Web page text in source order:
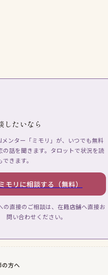
したいなら
メンター「ミモリ」が、いつでも無料
の話を聞きます。タロットで状況を読
きます。
ミモリに相談する（無料）
の直接のご相談は、在籍店舗へ直接お
問い合わせください。
の方へ